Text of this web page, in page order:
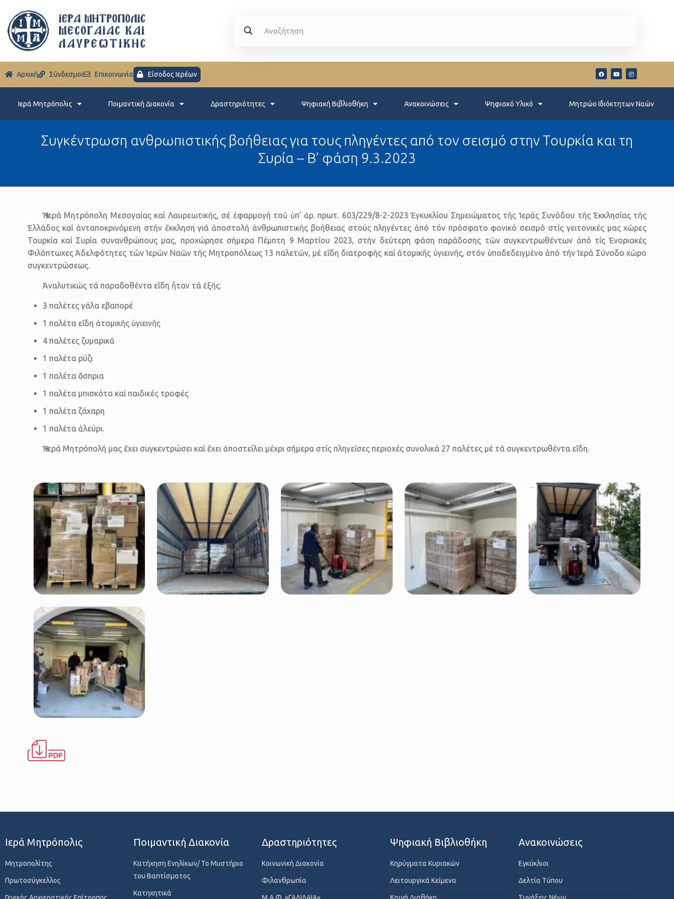
Aρχική Σύνδεσμοι Eπικοινωνία Είσοδος Ιερέων
Ιερά Μητρόπολις Ποιμαντική Διακονία Δραστηριότητες Ψηφιακή Βιβλιοθήκη Ανακοινώσεις Ψηφιακό Υλικό Μητρώο Ιδιόκτητων Ναών
Συγκέντρωση ανθρωπιστικής βοήθειας για τους πληγέντες από τον σεισμό στην Τουρκία και τη
Συρία – Β’ φάση 9.3.2023
Ἡ Ἱερά Μητρόπολη Μεσογαίας καί Λαυρεωτικῆς, σέ ἐφαρμογή τοῦ ὑπ’ ἀρ. πρωτ. 603/229/8-2-2023 Ἐγκυκλίου Σημειώματος τῆς Ἱερᾶς Συνόδου τῆς Ἐκκλησίας τῆς
Ἑλλάδος καί ἀνταποκρινόμενη στήν ἔκκληση γιά ἀποστολή ἀνθρωπιστικῆς βοήθειας στούς πληγέντες ἀπό τόν πρόσφατο φονικό σεισμό στίς γειτονικές μας χῶρες
Τουρκία καί Συρία συνανθρώπους μας, προχώρησε σήμερα Πέμπτη 9 Μαρτίου 2023, στήν δεύτερη φάση παράδοσης τῶν συγκεντρωθέντων ἀπό τίς Ἐνοριακές
Φιλόπτωχες Ἀδελφότητες τῶν Ἱερῶν Ναῶν τῆς Μητροπόλεως 13 παλετῶν, μέ εἴδη διατροφῆς καί ἀτομικῆς ὑγιεινῆς, στόν ὑποδεδειγμένο ἀπό τήν Ἱερά Σύνοδο χῶρο
συγκεντρώσεως.
Ἀναλυτικῶς τά παραδοθέντα εἴδη ἦταν τά ἑξῆς:
3 παλέτες γάλα εβαπορέ
1 παλέτα εἴδη ἀτομικῆς ὑγιεινῆς
4 παλέτες ζυμαρικά
1 παλέτα ρύζι
1 παλέτα ὄσπρια
1 παλέτα μπισκότα καί παιδικές τροφές
1 παλέτα ζάχαρη
1 παλέτα ἀλεύρι.
Ἡ Ἱερά Μητρόπολή μας ἔχει συγκεντρώσει καί ἔχει ἀποστείλει μέχρι σήμερα στίς πληγεῖσες περιοχές συνολικά 27 παλέτες μέ τά συγκεντρωθέντα εἴδη.
Ιερά Μητρόπολις
Μητροπολίτης
Πρωτοσύγκελλος
Ποιμαντική Διακονία
Κατήχηση Ενηλίκων/ Το Μυστήριο
του Βαπτίσματος
Κατηχητικά
Δραστηριότητες
Κοινωνική Διακονία
Φιλανθρωπία
Ψηφιακή Βιβλιοθήκη
Κηρύγματα Κυριακών
Λειτουργικά Κείμενα
Ανακοινώσεις
Εγκύκλιοι
Δελτία Τύπου